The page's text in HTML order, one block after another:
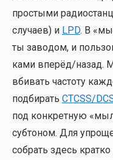
про­сты­ми
слу­ча­ев) и LPD. В
ты заво­дом, и
ка­ми вперёд/назад.
вби­вать часто­ту
под­би­рать CTCSS/
под кон­крет­ную
суб­то­ном. Для
собрать здесь